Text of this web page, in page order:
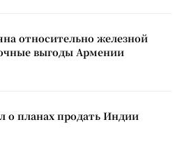
относительно железной
выгоды Армении
планах продать Индии